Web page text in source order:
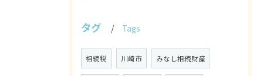
タグ Tags
相続税 川崎市 みなし相続財産